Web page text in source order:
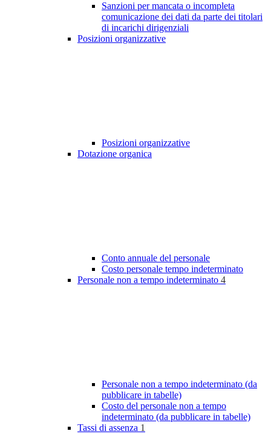
Sanzioni per mancata o incompleta
comunicazione dei dati da parte dei titolari
di incarichi dirigenziali
Posizioni organizzative
Posizioni organizzative
Dotazione organica
Conto annuale del personale
Costo personale tempo indeterminato
Personale non a tempo indeterminato 4
Personale non a tempo indeterminato (da
pubblicare in tabelle)
Costo del personale non a tempo
indeterminato (da pubblicare in tabelle)
Tassi di assenza 1